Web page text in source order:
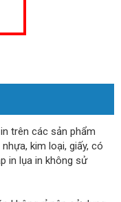
trên các sản phẩm
kim loại, giấy, có
in lụa in không sử